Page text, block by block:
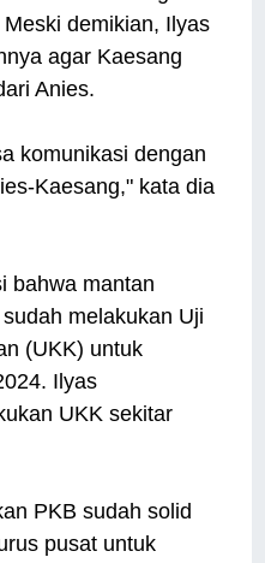
demikian, Ilyas
agar Kaesang
Anies.
komunikasi dengan
Kaesang," kata dia
bahwa mantan
melakukan Uji
(UKK) untuk
Ilyas
UKK sekitar
PKB sudah solid
pusat untuk